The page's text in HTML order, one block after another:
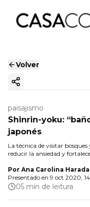
Volver
Copiar enlace
paisajismo
Shinrin-yoku:
japonés
La técnica de visitar
reducir la ansiedad y
Por Ana Carolina Harada
Presentado en 9 oct 2020,
05 min de leitura